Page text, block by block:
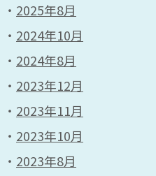
2025年8月
2024年10月
2024年8月
2023年12月
2023年11月
2023年10月
2023年8月